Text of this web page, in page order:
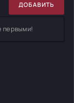
ДОБАВИТЬ
первыми!